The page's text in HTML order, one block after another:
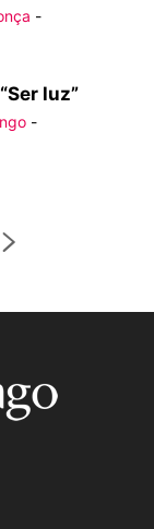
-
luz”
-